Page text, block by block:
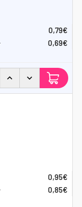
0,79€
0,69€
0,95€
0,85€